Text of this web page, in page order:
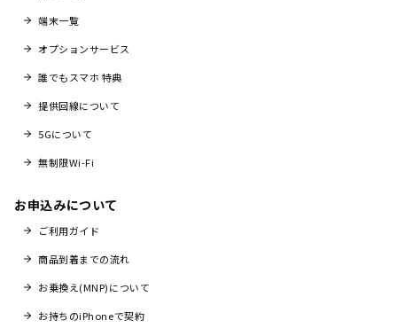
端末一覧
オプションサービス
誰でもスマホ 特典
提供回線について
5Gについて
無制限Wi-Fi
お申込みについて
ご利用ガイド
商品到着までの流れ
お乗換え(MNP)について
お持ちのiPhoneで契約